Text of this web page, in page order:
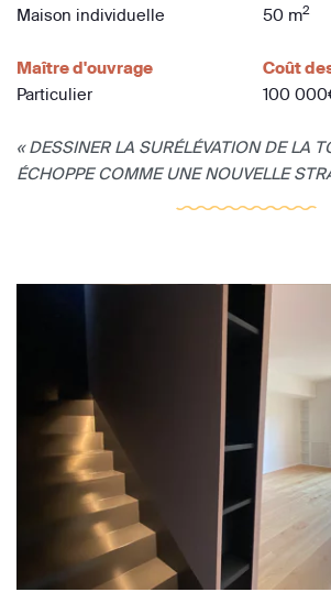
Maison individuelle
50 m2
Maître d'ouvrage
Particulier
Coût
100
« DESSINER LA SURÉLÉVATION DE LA
ÉCHOPPE COMME UNE NOUVELLE